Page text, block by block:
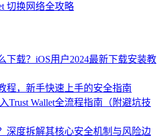
切换网络全攻略
下载？iOS用户2024最新下载安装教
程，新手快速上手的安全指南
Trust Wallet全流程指南（附避坑技
深度拆解其核心安全机制与风险边